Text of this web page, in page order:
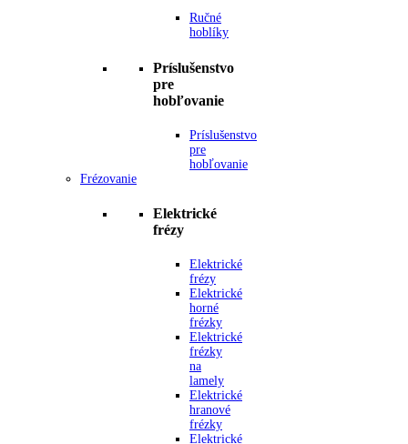
Ručné
hoblíky
Príslušenstvo
pre
hobľovanie
Príslušenstvo
pre
hobľovanie
Frézovanie
Elektrické
frézy
Elektrické
frézy
Elektrické
horné
frézky
Elektrické
frézky
na
lamely
Elektrické
hranové
frézky
Elektrické